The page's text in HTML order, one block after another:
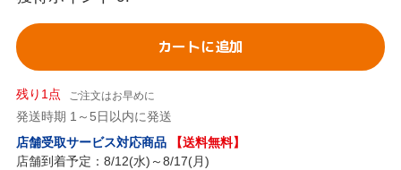
カートに追加
残り1点 ご注文はお早めに
発送時期 1～5日以内に発送
店舗受取サービス対応商品
【送料無料】
店舗到着予定：8/12(水)～8/17(月)